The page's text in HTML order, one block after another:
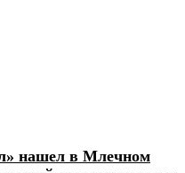
нашел в Млечном